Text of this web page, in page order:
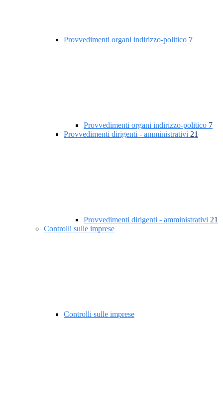
Provvedimenti organi indirizzo-politico 7
Provvedimenti organi indirizzo-politico 7
Provvedimenti dirigenti - amministrativi 21
Provvedimenti dirigenti - amministrativi 21
Controlli sulle imprese
Controlli sulle imprese